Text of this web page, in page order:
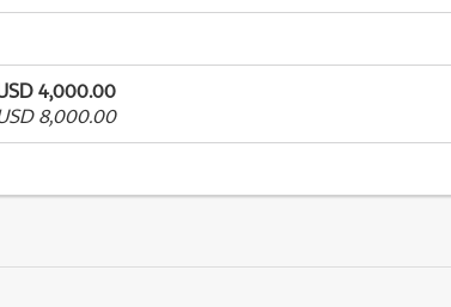
4,000.00
8,000.00